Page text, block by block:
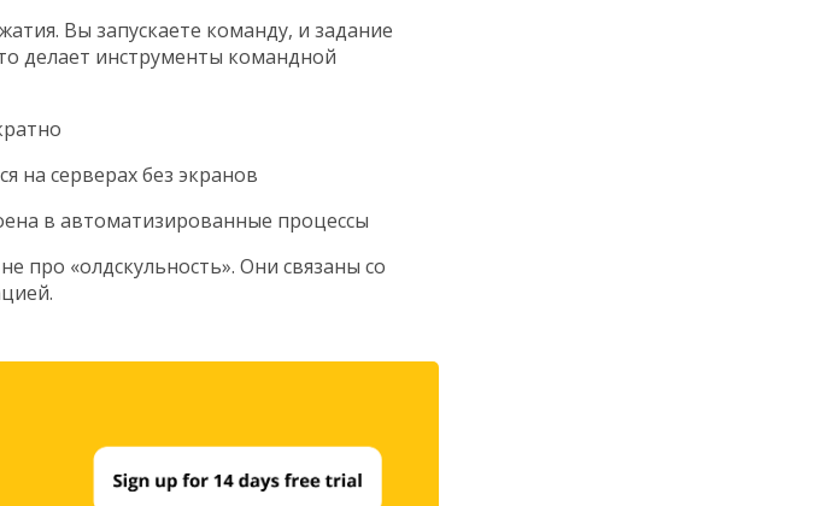
Вы запускаете команду, и задание
делает инструменты командной
на серверах без экранов
в автоматизированные процессы
про «олдскульность». Они связаны со